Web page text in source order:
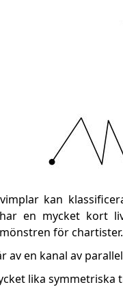
kan
en mycket kort
för chartister.
av en kanal av
lika symmetriska